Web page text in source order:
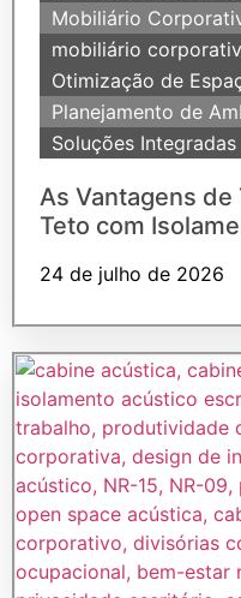
Mobiliário
mobiliário
Otimização de
Planejamento de
Soluções Integradas
As Vantagens de
Teto com
24 de julho de 2026